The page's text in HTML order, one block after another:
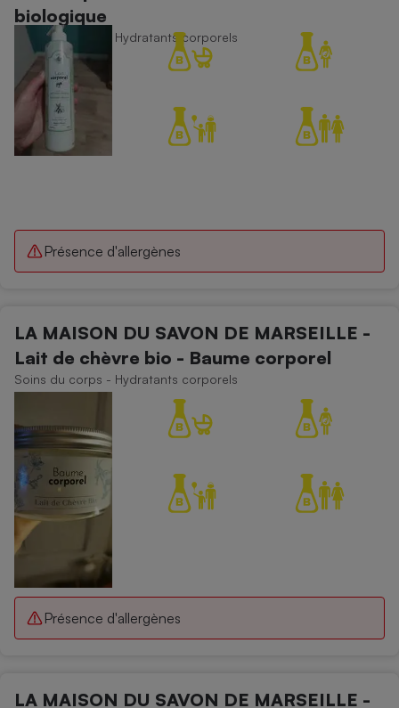
biologique
Soins du corps - Hydratants corporels
Présence d'allergènes
LA MAISON DU SAVON DE MARSEILLE -
Lait de chèvre bio - Baume corporel
Soins du corps - Hydratants corporels
Présence d'allergènes
LA MAISON DU SAVON DE MARSEILLE -